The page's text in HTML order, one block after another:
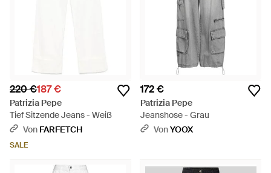
220 €187 €
Patrizia Pepe
Tief Sitzende Jeans - Weiß
Von FARFETCH
SALE
172 €
Patrizia Pepe
Jeanshose - Grau
VonYOOX